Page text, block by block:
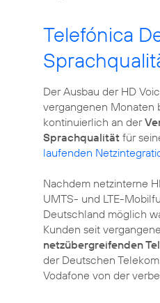
Telefónica
Der Ausbau der HD
vergangenen Monaten
kontinuierlich an der
Sprachqualität für
laufenden
Nachdem netzinterne
UMTS- und LTE-
Deutschland möglich
Kunden seit
netzübergreifenden
der Deutschen
Vodafone von der